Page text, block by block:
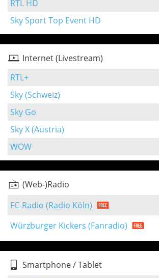
RTL HD
Sky Sport Top Event HD
Internet (Livestream)
RTL+
Sky (Schweiz)
Sky Go
Sky X (Austria)
WOW
(Web-)Radio
FC-Radio (Radio Köln)
Würzburger Kickers (Fanradio)
Smartphone / Tablet